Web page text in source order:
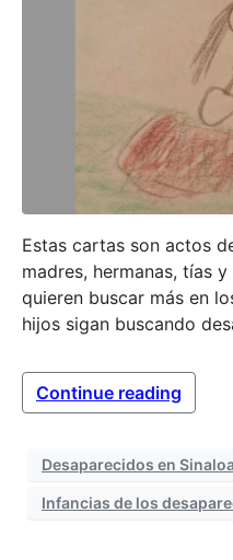
Estas cartas son actos
madres, hermanas, tías
quieren buscar más en
hijos sigan buscando
Continue reading
Desaparecidos en Sinaloa
Infancias de los